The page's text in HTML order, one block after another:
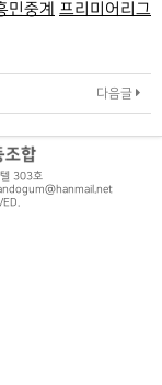
민중계 프리미어리그
다음글
303호